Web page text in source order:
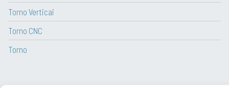
Torno Verticai
Torno CNC
Torno